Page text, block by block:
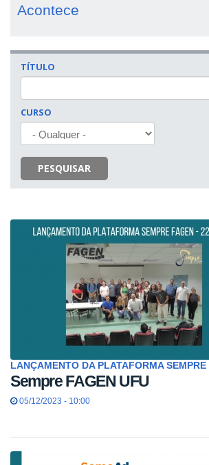
Acontece
TÍTULO
CURSO
PESQUISAR
LANÇAMENTO DA PLATAFORMA SEMPRE
Sempre FAGEN UFU
05/12/2023 - 10:00